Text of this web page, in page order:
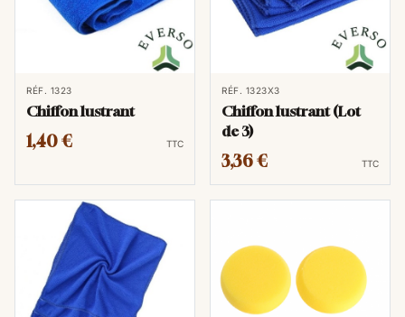
RÉF. 1323
Chiffon lustrant
1,40 € TTC
RÉF. 1323X3
Chiffon lustrant (Lot
de 3)
3,36 € TTC